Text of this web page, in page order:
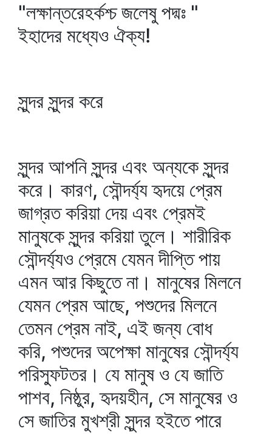
"লক্ষান্তরেহর্কশ্চ জলেষু পদ্মঃ "
ইহাদের মধ্যেও ঐক্য!
সুন্দর সুন্দর করে
সুন্দর আপনি সুন্দর এবং অন্যকে সুন্দর
করে। কারণ, সৌন্দর্য্য হৃদয়ে প্রেম
জাগ্রত করিয়া দেয় এবং প্রেমই
মানুষকে সুন্দর করিয়া তুলে। শারীরিক
সৌন্দর্য্যও প্রেমে যেমন দীপ্তি পায়
এমন আর কিছুতে না। মানুষের মিলনে
যেমন প্রেম আছে, পশুদের মিলনে
তেমন প্রেম নাই, এই জন্য বোধ
করি, পশুদের অপেক্ষা মানুষের সৌন্দর্য্য
পরিস্ফুটতর। যে মানুষ ও যে জাতি
পাশব, নিষ্ঠুর, হৃদয়হীন, সে মানুষের ও
সে জাতির মুখশ্রী সুন্দর হইতে পারে